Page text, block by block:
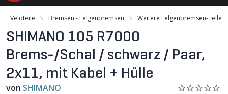
Veloteile Bremsen - Felgenbremsen Weitere Felgenbremsen-Teile
SHIMANO 105 R7000
Brems-/Schal / schwarz / Paar,
2x11, mit Kabel + Hülle
von SHIMANO